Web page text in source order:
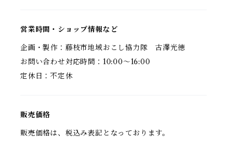
営業時間・ショップ情報など
企画・製作：藤枝市地域おこし協力隊 古澤光徳
お問い合わせ対応時間：10:00〜16:00
定休日：不定休
販売価格
販売価格は、税込み表記となっております。